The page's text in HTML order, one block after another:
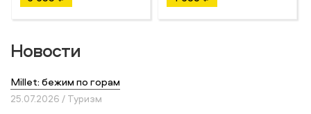
Новости
Millet: бежим по горам
25.07.2026 / Туризм